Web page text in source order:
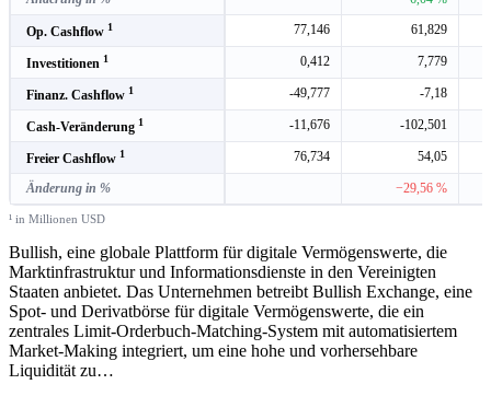
Op. Cashflow 1 77,146 61,829
Investitionen 1 0,412 7,779
Finanz. Cashflow 1 -49,777 -7,18
Cash-Veränderung 1 -11,676 -102,501
Freier Cashflow 1 76,734 54,05
Änderung in % −29,56 %
¹ in Millionen USD
Bullish, eine globale Plattform für digitale Vermögenswerte, die
Marktinfrastruktur und Informationsdienste in den Vereinigten
Staaten anbietet. Das Unternehmen betreibt Bullish Exchange, eine
Spot- und Derivatbörse für digitale Vermögenswerte, die ein
zentrales Limit-Orderbuch-Matching-System mit automatisiertem
Market-Making integriert, um eine hohe und vorhersehbare
Liquidität zu…